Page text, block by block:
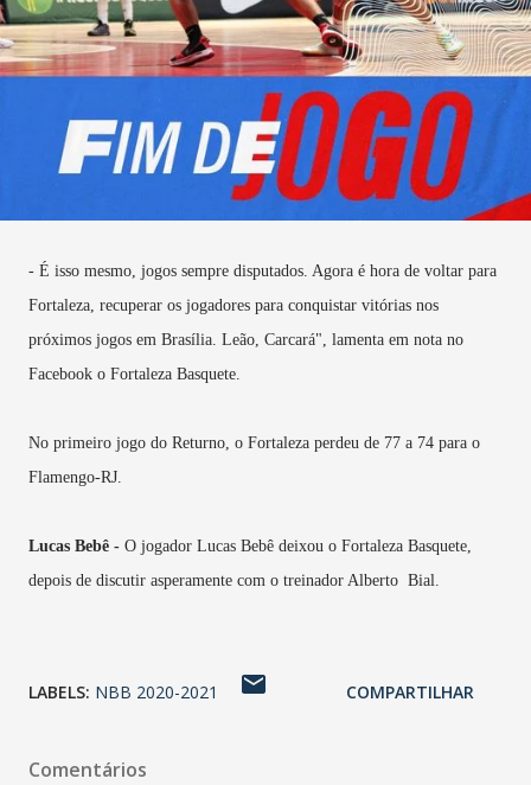
- É isso mesmo, jogos sempre disputados. Agora é hora de voltar para
Fortaleza, recuperar os jogadores para conquistar vitórias nos
próximos jogos em Brasília. Leão, Carcará", lamenta em nota no
Facebook o Fortaleza Basquete.
No primeiro jogo do Returno, o Fortaleza perdeu de 77 a 74 para o
Flamengo-RJ.
Lucas Bebê - O jogador Lucas Bebê deixou o Fortaleza Basquete,
depois de discutir asperamente com o treinador Alberto Bial.
LABELS: NBB 2020-2021 COMPARTILHAR
Comentários